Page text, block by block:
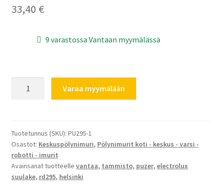
33,40 €
9 varastossa Vantaan myymälässä
lukituksella
määrä
Varaa myymälään
Tuotetunnus (SKU): PU295-1
Osastot: Keskuspölynimuri, Pölynimurit koti - keskus - varsi -
robotti - imurit
Avainsanat tuotteelle vantaa, tammisto, puzer, electrolux
suulake, rd295, helsinki